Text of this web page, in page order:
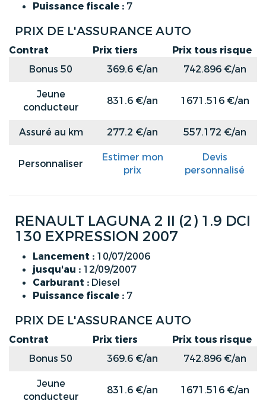
Puissance fiscale : 7
PRIX DE L'ASSURANCE AUTO
Contrat Prix tiers
Prix tous risque
Bonus 50
369.6 €/an
742.896 €/an
Jeune
conducteur
831.6 €/an 1671.516 €/an
Assuré au km 277.2 €/an 557.172 €/an
Personnaliser
Estimer mon
prix
Devis
personnalisé
RENAULT LAGUNA 2 II (2) 1.9 DCI
130 EXPRESSION 2007
Lancement : 10/07/2006
jusqu'au : 12/09/2007
Carburant : Diesel
Puissance fiscale : 7
PRIX DE L'ASSURANCE AUTO
Contrat Prix tiers
Prix tous risque
Bonus 50
369.6 €/an
742.896 €/an
Jeune
conducteur
831.6 €/an 1671.516 €/an